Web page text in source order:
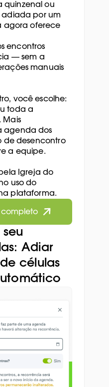
Adiar
células
quinzenal ou
adiada por um
agora oferece
encontros
— sem a
manuais
você escolhe:
toda a
Mais
agenda dos
de desencontro
a equipe.
Igreja do
uso do
plataforma.
completo